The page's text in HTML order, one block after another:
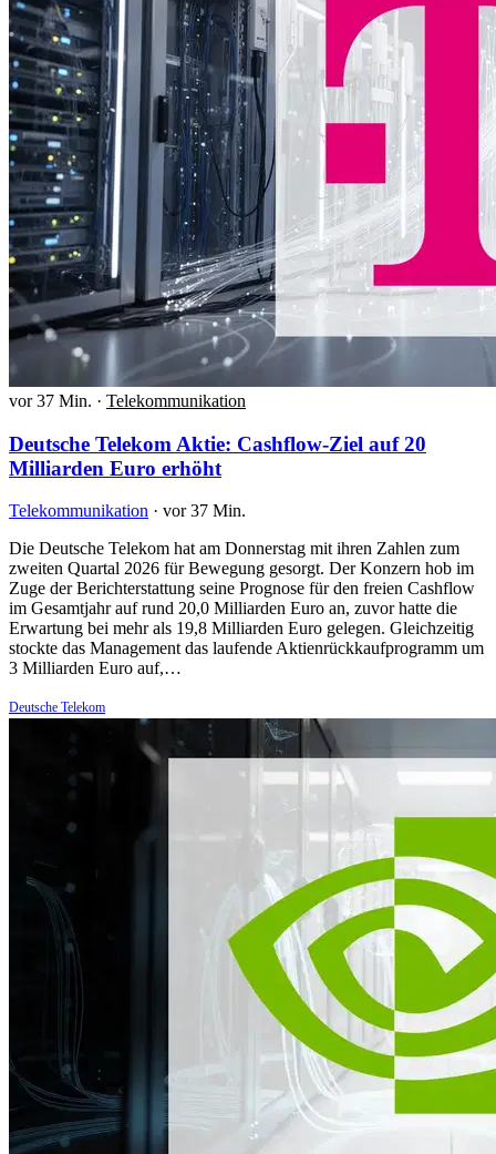
vor 37 Min. · Telekommunikation
Deutsche Telekom Aktie: Cashflow-Ziel auf 20
Milliarden Euro erhöht
Telekommunikation · vor 37 Min.
Die Deutsche Telekom hat am Donnerstag mit ihren Zahlen zum
zweiten Quartal 2026 für Bewegung gesorgt. Der Konzern hob im
Zuge der Berichterstattung seine Prognose für den freien Cashflow
im Gesamtjahr auf rund 20,0 Milliarden Euro an, zuvor hatte die
Erwartung bei mehr als 19,8 Milliarden Euro gelegen. Gleichzeitig
stockte das Management das laufende Aktienrückkaufprogramm um
3 Milliarden Euro auf,…
Deutsche Telekom